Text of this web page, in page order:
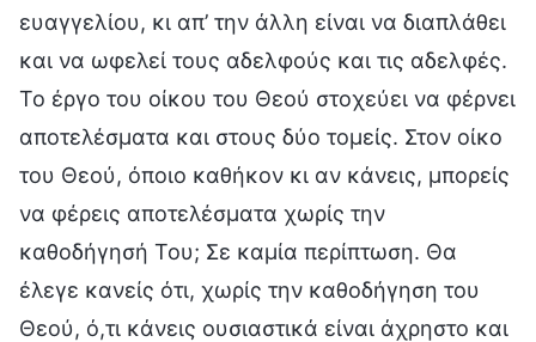
ευαγγελίου, κι απ’ την άλλη είναι να διαπλάθει
και να ωφελεί τους αδελφούς και τις αδελφές.
Το έργο του οίκου του Θεού στοχεύει να φέρνει
αποτελέσματα και στους δύο τομείς. Στον οίκο
του Θεού, όποιο καθήκον κι αν κάνεις, μπορείς
να φέρεις αποτελέσματα χωρίς την
καθοδήγησή Του; Σε καμία περίπτωση. Θα
έλεγε κανείς ότι, χωρίς την καθοδήγηση του
Θεού, ό,τι κάνεις ουσιαστικά είναι άχρηστο και